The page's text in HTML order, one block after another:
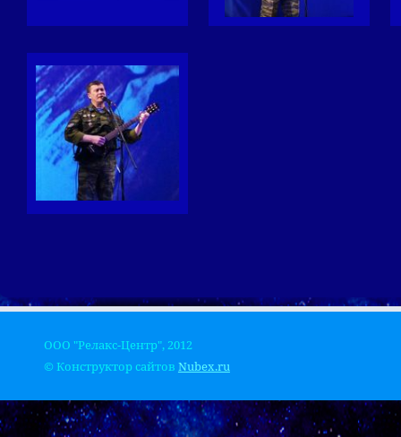
ООО "Релакс-Центр", 2012
© Конструктор сайтов Nubex.ru